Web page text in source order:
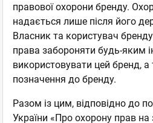
правової охорони бренду.
надається лише після його
Власник та користувач
права забороняти будь-яким
використовувати цей бренд,
позначення до бренду.
Разом із цим, відповідно до
України «Про охорону прав на